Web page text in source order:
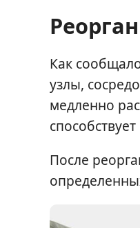
Как
узлы,
медленно
После